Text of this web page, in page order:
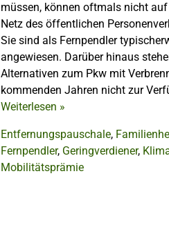
müssen, können oftmals nicht
Netz des öffentlichen
Sie sind als Fernpendler
angewiesen. Darüber hinaus
Alternativen zum Pkw mit
kommenden Jahren nicht zur
Weiterlesen »
Entfernungspauschale,
Fernpendler, Geringverdiener,
Mobilitätsprämie